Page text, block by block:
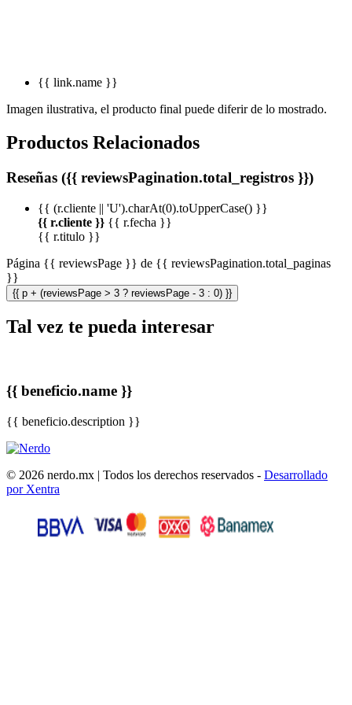
{{ link.name }}
Imagen ilustrativa, el producto final puede diferir de lo mostrado.
Productos Relacionados
Reseñas ({{ reviewsPagination.total_registros }})
{{ (r.cliente || 'U').charAt(0).toUpperCase() }}
{{ r.cliente }} {{ r.fecha }}
{{ r.titulo }}
Página {{ reviewsPage }} de {{ reviewsPagination.total_paginas
}}
{{ p + (reviewsPage > 3 ? reviewsPage - 3 : 0) }}
Tal vez te pueda interesar
{{ beneficio.name }}
{{ beneficio.description }}
© 2026 nerdo.mx | Todos los derechos reservados - Desarrollado
por Xentra